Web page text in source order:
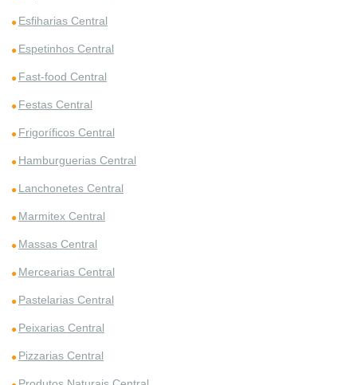
Esfiharias Central
Espetinhos Central
Fast-food Central
Festas Central
Frigoríficos Central
Hamburguerias Central
Lanchonetes Central
Marmitex Central
Massas Central
Mercearias Central
Pastelarias Central
Peixarias Central
Pizzarias Central